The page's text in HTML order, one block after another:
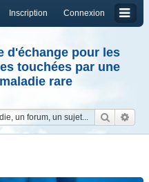
Connexion
Inscription
d'échange pour les
touchées par une
maladie rare